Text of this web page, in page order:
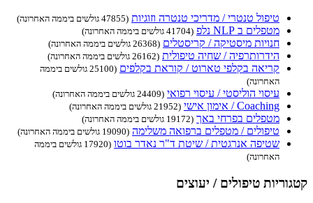
טיפול טנטרי / מדריכי טנטרה וזוגיות (47855 גולשים ביממה האחרונה)
מטפלים ב NLP נלפ (41704 גולשים ביממה האחרונה)
חנויות מיסטיקה / קריסטלים (26368 גולשים ביממה האחרונה)
הידרותרפיה / שחיה טיפולית (26162 גולשים ביממה האחרונה)
קריאה בקלפי טארוט / קוראת בקלפים
(25100 גולשים ביממה
האחרונה)
עיסוי הוליסטי / עיסוי רפואי (24409 גולשים ביממה האחרונה)
Coaching / אימון אישי (21952 גולשים ביממה האחרונה)
מטפלים בפרחי באך (19172 גולשים ביממה האחרונה)
טיפולים / מטפלים ברפואה משלימה (19090 גולשים ביממה האחרונה)
שטיפה אנרגטית / שיטת ד"ר נאדר בוטו
(17920 גולשים ביממה
האחרונה)
קטגוריות טיפולים / יעוצים